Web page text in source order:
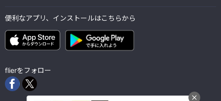
便利なアプリ、インストールはこちらから
flierをフォロー